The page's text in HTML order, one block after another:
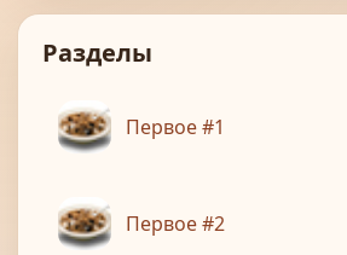
Разделы
Первое #1
Первое #2